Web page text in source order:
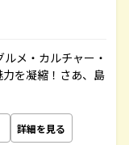
メ・カルチャー・
を凝縮！さあ、島
詳細を見る